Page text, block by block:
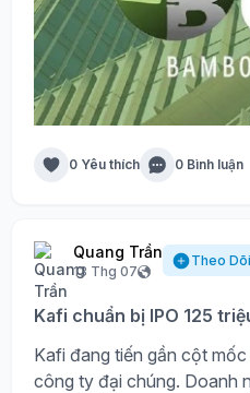
0 Yêu thích 0 Bình luận
Quang Trần
13 Thg 07
Theo Dõi
Kafi chuẩn bị IPO 125
Kafi đang tiến gần cột
công ty đại chúng. Doanh